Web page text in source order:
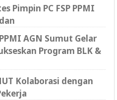
Pimpin PC FSP PPMI
PPMI AGN Sumut Gelar
Program BLK &
Kolaborasi dengan